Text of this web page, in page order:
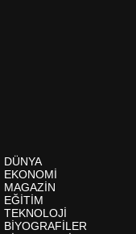
DÜNYA
EKONOMİ
MAGAZİN
EĞİTİM
TEKNOLOJİ
BİYOGRAFİLER